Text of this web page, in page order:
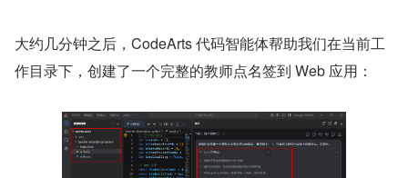
大约几分钟之后，CodeArts 代码智能体帮助我们在当前工
作目录下，创建了一个完整的教师点名签到 Web 应用：